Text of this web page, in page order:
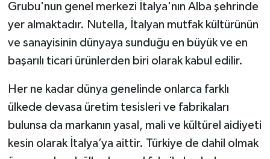
Grubu'nun genel merkezi İtalya'nın Alba şehrinde
yer almaktadır. Nutella, İtalyan mutfak kültürünün
ve sanayisinin dünyaya sunduğu en büyük ve en
başarılı ticari ürünlerden biri olarak kabul edilir.
Her ne kadar dünya genelinde onlarca farklı
ülkede devasa üretim tesisleri ve fabrikaları
bulunsa da markanın yasal, mali ve kültürel aidiyeti
kesin olarak İtalya’ya aittir. Türkiye de dahil olmak